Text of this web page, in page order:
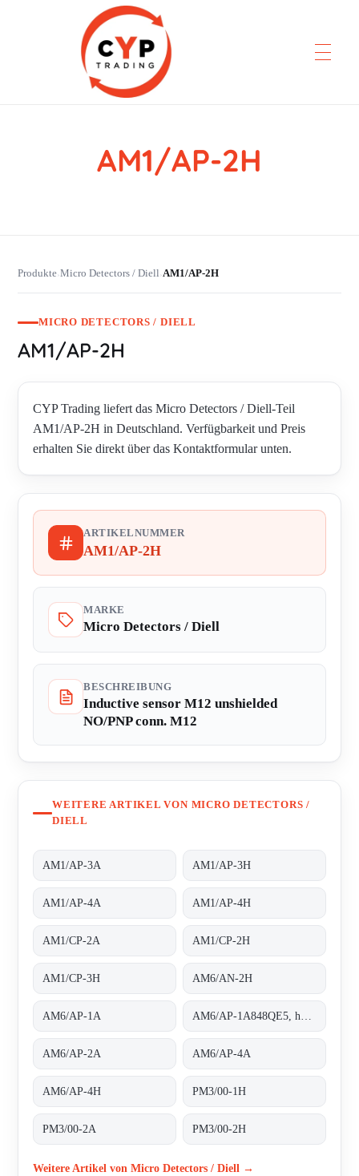
CYP Trading
AM1/AP-2H
Produkte›Micro Detectors / Diell›AM1/AP-2H
MICRO DETECTORS / DIELL
AM1/AP-2H
CYP Trading liefert das Micro Detectors / Diell-Teil
AM1/AP-2H in Deutschland. Verfügbarkeit und Preis
erhalten Sie direkt über das Kontaktformular unten.
ARTIKELNUMMER
AM1/AP-2H
MARKE
Micro Detectors / Diell
BESCHREIBUNG
Inductive sensor M12 unshielded
NO/PNP conn. M12
WEITERE ARTIKEL VON MICRO DETECTORS /
DIELL
AM1/AP-3A AM1/AP-3H
AM1/AP-4A AM1/AP-4H
AM1/CP-2A AM1/CP-2H
AM1/CP-3H AM6/AN-2H
AM6/AP-1A AM6/AP-1A848QE5, housing completely threaded
AM6/AP-2A AM6/AP-4A
AM6/AP-4H PM3/00-1H
PM3/00-2A PM3/00-2H
Weitere Artikel von Micro Detectors / Diell →